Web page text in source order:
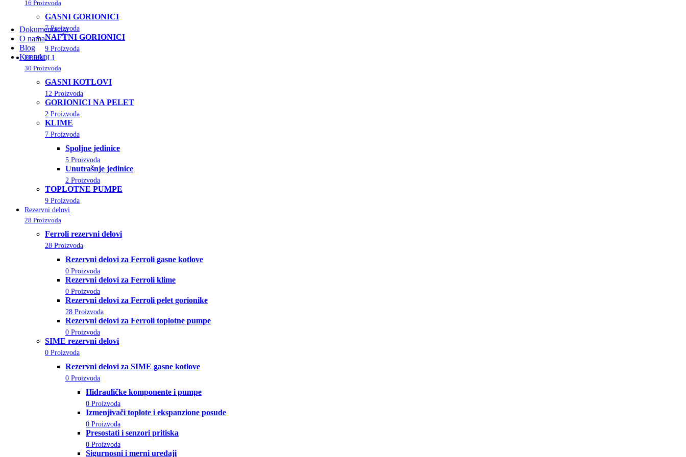
Dokumentacija
O nama
Blog
Kontakt
16 Proizvoda
GASNI GORIONICI
7 Proizvoda
NAFTNI GORIONICI
9 Proizvoda
FERROLI
30 Proizvoda
GASNI KOTLOVI
12 Proizvoda
GORIONICI NA PELET
2 Proizvoda
KLIME
7 Proizvoda
Spoljne jedinice
5 Proizvoda
Unutrašnje jedinice
2 Proizvoda
TOPLOTNE PUMPE
9 Proizvoda
Rezervni delovi
28 Proizvoda
Ferroli rezervni delovi
28 Proizvoda
Rezervni delovi za Ferroli gasne kotlove
0 Proizvoda
Rezervni delovi za Ferroli klime
0 Proizvoda
Rezervni delovi za Ferroli pelet gorionike
28 Proizvoda
Rezervni delovi za Ferroli toplotne pumpe
0 Proizvoda
SIME rezervni delovi
0 Proizvoda
Rezervni delovi za SIME gasne kotlove
0 Proizvoda
Hidrauličke komponente i pumpe
0 Proizvoda
Izmenjivači toplote i ekspanzione posude
0 Proizvoda
Presostati i senzori pritiska
0 Proizvoda
Sigurnosni i merni uređaji